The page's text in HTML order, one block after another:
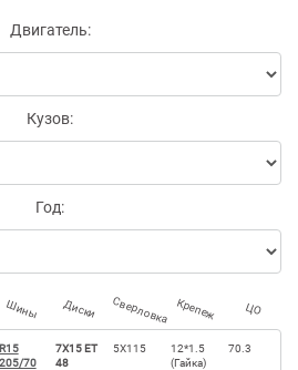
Двигатель:
Кузов:
Год:
Шины Диски Сверловка Крепеж ЦО
R15
205/70
7X15 ET
48
5X115
12*1.5
(Гайка)
70.3